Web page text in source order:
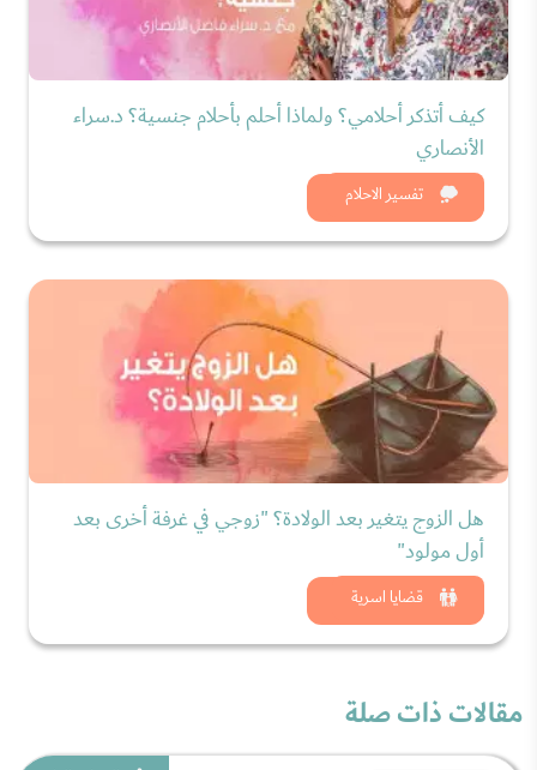
تفسير الاحلام
كيف أتذكر أحلامي؟ ولماذا أحلم بأحلام جنسية؟ د.سراء
الأنصاري
شاهد الان
قضايا اسرية
هل الزوج يتغير بعد الولادة؟ "زوجي في غرفة أخرى بعد
أول مولود"
شاهد الان
مقالات ذات صلة